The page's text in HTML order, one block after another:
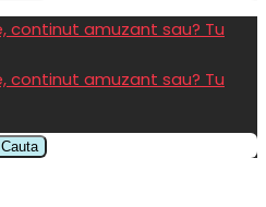
Cauta